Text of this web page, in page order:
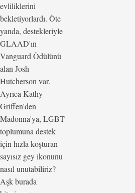
evliliklerini
bekletiyorlardı. Öte
yanda, destekleriyle
GLAAD'ın
Vanguard Ödülünü
alan Josh
Hutcherson var.
Ayrıca Kathy
Griffen'den
Madonna'ya, LGBT
toplumuna destek
için hızla koşturan
sayısız gey ikonunu
nasıl unutabiliriz?
Aşk burada